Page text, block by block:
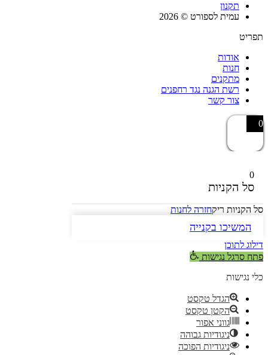
תקנון
עמית לספורט © 2026
תפריט
אודות
חנות
מתקנים
רשת הגנה נגד רחפנים
צור קשר
0
0
סל הקניות
סל הקניות ריקחזרה לחנות
המשיכו בקנייה
דילוג לתוכן
פתח סרגל נגישות
כלי נגישות
הגדל טקסט
הקטן טקסט
גווני אפור
ניגודיות גבוהה
ניגודיות הפוכה